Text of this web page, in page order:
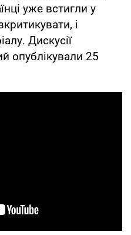
уже встигли у
і
Дискусії
опублікували 25